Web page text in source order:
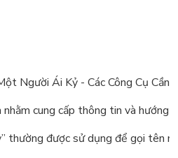
Người Ái Kỷ - Các Công Cụ
cung cấp thông tin và
thường được sử dụng để gọi tên